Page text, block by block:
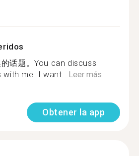
话题。You can discuss
with me. I want...Leer más
Obtener la app